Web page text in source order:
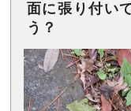
面に張り付い
う？